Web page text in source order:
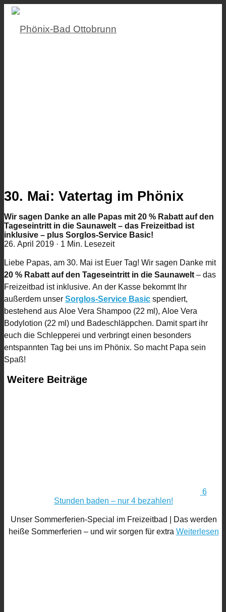
30. Mai: Vatertag im Phönix
Wir sagen Danke an alle Papas mit 20 % Rabatt auf den
Tageseintritt in die Saunawelt – das Freizeitbad ist
inklusive – plus Sorglos-Service Basic!
26. April 2019 · 1 Min. Lesezeit
Liebe Papas, am 30. Mai ist Euer Tag! Wir sagen Danke mit
20 % Rabatt auf den Tageseintritt in die Saunawelt – das
Freizeitbad ist inklusive. An der Kasse bekommt Ihr
außerdem unser Sorglos-Service Basic spendiert,
bestehend aus Aloe Vera Shampoo (22 ml), Aloe Vera
Bodylotion (22 ml) und Badeschläppchen. Damit spart ihr
euch die Schlepperei und verbringt einen besonders
entspannten Tag bei uns im Phönix. So macht Papa sein
Spaß!
Weitere Beiträge
6
Stunden baden – nur 4 bezahlen!
Unser Sommerferien-Special im Freizeitbad | Das werden
heiße Sommerferien – und wir sorgen für extra Weiterlesen